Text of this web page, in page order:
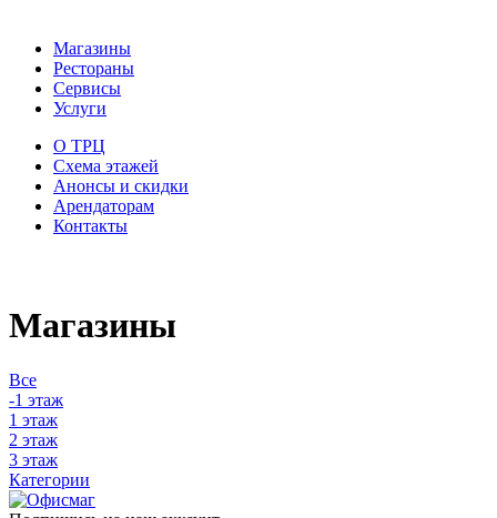
Магазины
Рестораны
Сервисы
Услуги
О ТРЦ
Схема этажей
Анонсы и скидки
Арендаторам
Контакты
Магазины
Все
-1 этаж
1 этаж
2 этаж
3 этаж
Категории